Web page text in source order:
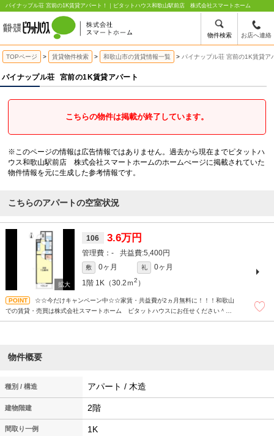
物件検索 お店へ連絡
パイナップル荘 宮前の1K賃貸アパート！｜ピタットハウス和歌山駅前店 株式会社スマートホーム
TOPページ 賃貸物件検索 和歌山市の賃貸情報一覧 パイナップル荘 宮前の1K賃貸ア
パイナップル荘 宮前の1K賃貸アパート
こちらの物件は掲載が終了しています。
※このページの情報は広告情報ではありません。過去から現在までピタットハ
ウス和歌山駅前店 株式会社スマートホームのホームぺージに掲載されていた
物件情報を元に生成した参考情報です。
こちらのアパートの空室状況
106 3.6万円
- 5,400円
敷 0ヶ月 礼
0ヶ月
1階 1K（30.2ｍ2 ）
☆☆今だけキャンペーン中☆☆家賃・共益費が2ヵ月無料に！！！和歌山
での賃貸・売買は株式会社スマートホーム ピタットハウスにお任せください＾＾
物件概要
種別 / 構造 アパート / 木造
建物階建 2階
間取り一例 1K